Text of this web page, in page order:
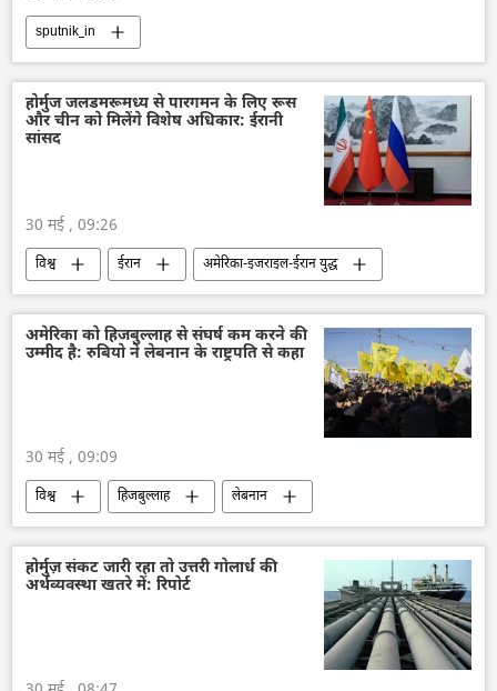
sputnik_in
होर्मुज जलडमरूमध्य से पारगमन के लिए रूस
और चीन को मिलेंगे विशेष अधिकार: ईरानी
सांसद
30 मई , 09:26
विश्व ईरान
अमेरिका-इजराइल-ईरान युद्ध
अमेरिका
रूस चीन होर्मुज स्ट्रेट
अमेरिका को हिजबुल्लाह से संघर्ष कम करने की
उम्मीद है: रुबियो ने लेबनान के राष्ट्रपति से कहा
30 मई , 09:09
विश्व हिजबुल्लाह
लेबनान
अमेरिका
डॉनल्ड ट्रम्प
मध्य पूर्व
अमेरिका-इजराइल-ईरान युद्ध
इजराइल
होर्मुज़ संकट जारी रहा तो उत्तरी गोलार्ध की
अर्थव्यवस्था खतरे में: रिपोर्ट